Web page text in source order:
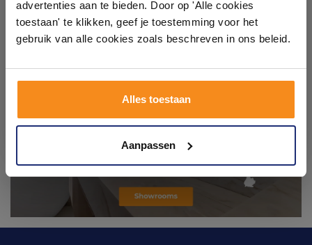
advertenties aan te bieden. Door op 'Alle cookies
toestaan' te klikken, geef je toestemming voor het
gebruik van alle cookies zoals beschreven in ons beleid.
Alles toestaan
Aanpassen
ervaren adviseurs helpen je persoonlijk, en je vindt
tegels & sanitair direct uit voorraad. Gratis parkeren
op eigen terrein.
Kom langs en ervaar zelf het verschil!